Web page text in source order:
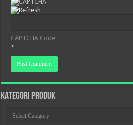
CAPTCHA Code
*
KATEGORI PRODUK
PRODUK